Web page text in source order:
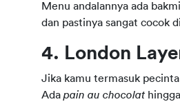
Menu andalannya ada
dan pastinya sangat cocok
4. London
Jika kamu termasuk pecinta
Ada pain au chocolat hingga